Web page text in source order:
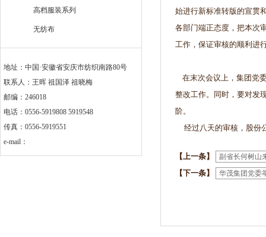
高档服装系列
无纺布
地址：中国·安徽省安庆市纺织南路80号
联系人：王晖 祖国泽 祖晓梅
邮编：246018
电话：0556-5919808 5919548
传真：0556-5919551
e-mail：
始进行新标准转版的宣贯
各部门端正态度，把本次
工作，保证审核的顺利进
在末次会议上，集团党
整改工作。同时，要对发
阶。
经过八天的审核，股份
【上一条】 副省长何树山
【下一条】 华茂集团党委